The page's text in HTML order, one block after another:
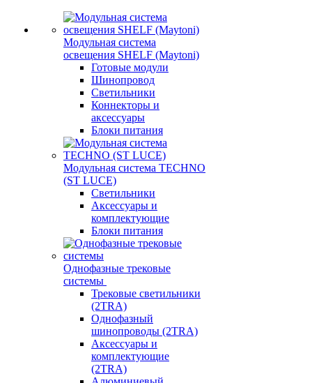
Модульная система
освещения SHELF (Maytoni)
Готовые модули
Шинопровод
Светильники
Коннекторы и
аксессуары
Блоки питания
Модульная система TECHNO
(ST LUCE)
Светильники
Аксессуары и
комплектующие
Блоки питания
Однофазные трековые
системы
Трековые светильники
(2TRA)
Однофазный
шинопроводы (2TRA)
Аксессуары и
комплектующие
(2TRA)